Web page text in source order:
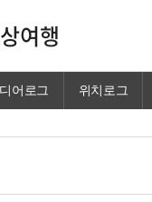
여행
어로그 위치로그